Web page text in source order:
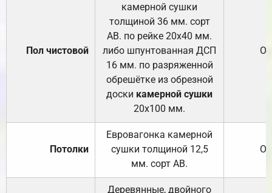
Пол чистовой
камерной сушки
толщиной 36 мм. сорт
АВ. по рейке 20х40 мм.
либо шпунтованная ДСП
16 мм. по разряженной
обрешётке из обрезной
доски камерной сушки
20х100 мм.
Потолки
Евровагонка камерной
сушки толщиной 12,5
мм. сорт АВ.
Деревянные, двойного